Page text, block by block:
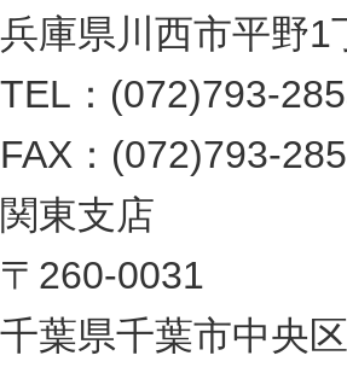
兵庫県川西市平野1
TEL：(072)793-
FAX：(072)793-
関東支店
〒260-0031
千葉県千葉市中央